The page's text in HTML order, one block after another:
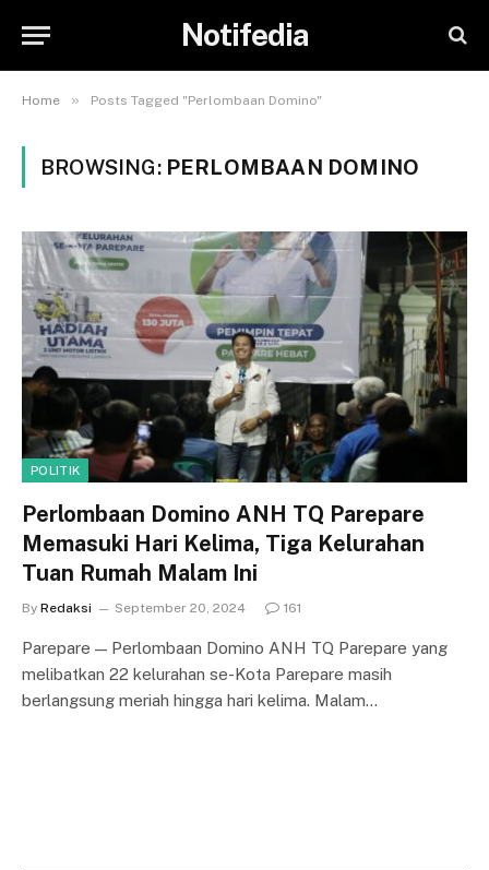
Notifedia
Home » Posts Tagged "Perlombaan Domino"
BROWSING: PERLOMBAAN DOMINO
POLITIK
Perlombaan Domino ANH TQ Parepare
Memasuki Hari Kelima, Tiga Kelurahan
Tuan Rumah Malam Ini
By Redaksi September 20, 2024 161
Parepare — Perlombaan Domino ANH TQ Parepare yang
melibatkan 22 kelurahan se-Kota Parepare masih
berlangsung meriah hingga hari kelima. Malam…